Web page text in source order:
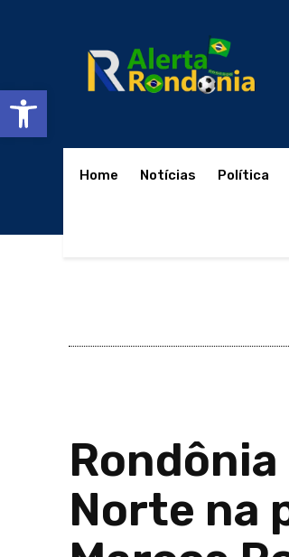
Abrir a barra de ferramentas
Home Notícias Política
Norte na